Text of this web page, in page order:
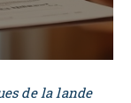
de la lande